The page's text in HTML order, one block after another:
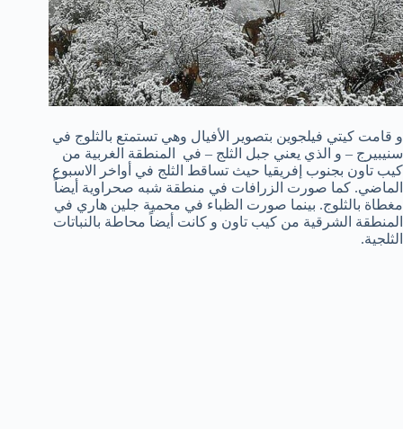
و قامت كيتي فيلجوين بتصوير الأفيال وهي تستمتع بالثلوج في
سنيبيرج – و الذي يعني جبل الثلج – في المنطقة الغربية من
كيب تاون بجنوب إفريقيا حيث تساقط الثلج في أواخر الاسبوع
الماضي. كما صورت الزرافات في منطقة شبه صحراوية أيضاً
مغطاة بالثلوج. بينما صورت الظباء في محمية جلين هاري في
المنطقة الشرقية من كيب تاون و كانت أيضاً محاطة بالنباتات
الثلجية.